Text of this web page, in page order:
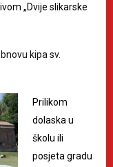
„Dvije slikarske
kipa sv.
Prilikom
dolaska u
školu ili
posjeta gradu